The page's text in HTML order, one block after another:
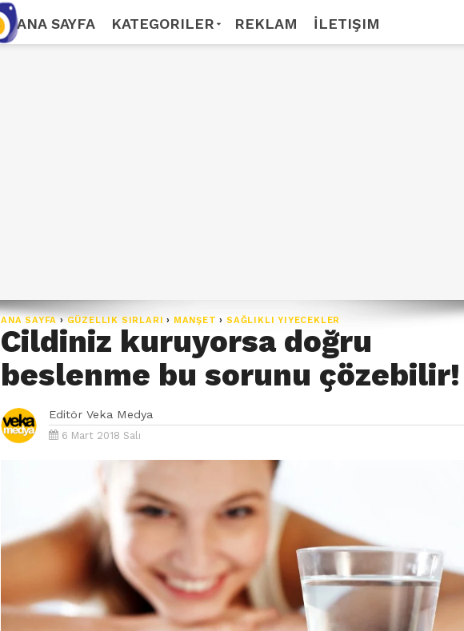
ANA SAYFA KATEGORILER REKLAM İLETIŞIM
ANA SAYFA › GÜZELLIK SIRLARI › MANŞET ›SAĞLIKLI YIYECEKLER
Cildiniz kuruyorsa doğru
beslenme bu sorunu çözebilir!
Editör Veka Medya
6 Mart 2018 Salı